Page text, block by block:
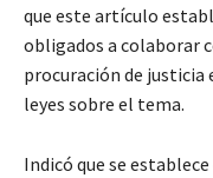
que este artículo
obligados a colaborar
procuración de justicia
leyes sobre el tema.
Indicó que se